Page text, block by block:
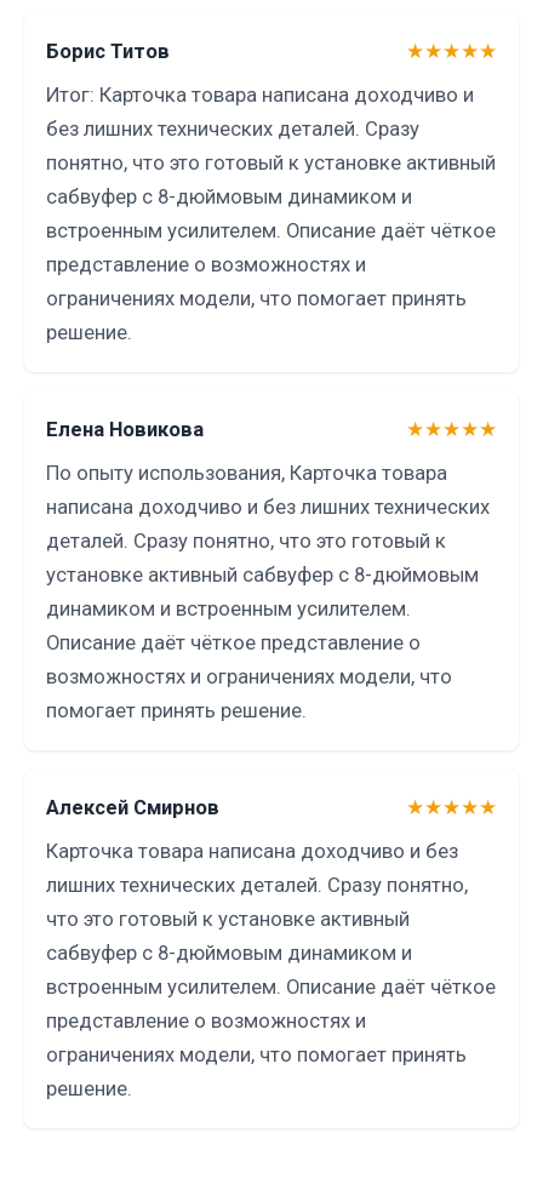
Борис Титов
★★★★★
Итог: Карточка товара написана доходчиво и
без лишних технических деталей. Сразу
понятно, что это готовый к установке активный
сабвуфер с 8-дюймовым динамиком и
встроенным усилителем. Описание даёт чёткое
представление о возможностях и
ограничениях модели, что помогает принять
решение.
Елена Новикова
★★★★★
По опыту использования, Карточка товара
написана доходчиво и без лишних технических
деталей. Сразу понятно, что это готовый к
установке активный сабвуфер с 8-дюймовым
динамиком и встроенным усилителем.
Описание даёт чёткое представление о
возможностях и ограничениях модели, что
помогает принять решение.
Алексей Смирнов
★★★★★
Карточка товара написана доходчиво и без
лишних технических деталей. Сразу понятно,
что это готовый к установке активный
сабвуфер с 8-дюймовым динамиком и
встроенным усилителем. Описание даёт чёткое
представление о возможностях и
ограничениях модели, что помогает принять
решение.